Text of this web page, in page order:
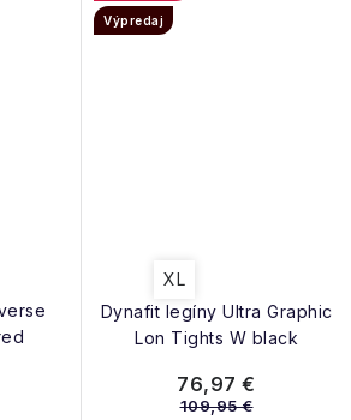
Dynafit legíny Ultra Graphic
Lon Tights W black
Výpredaj
XL
76,97 €
109,95 €